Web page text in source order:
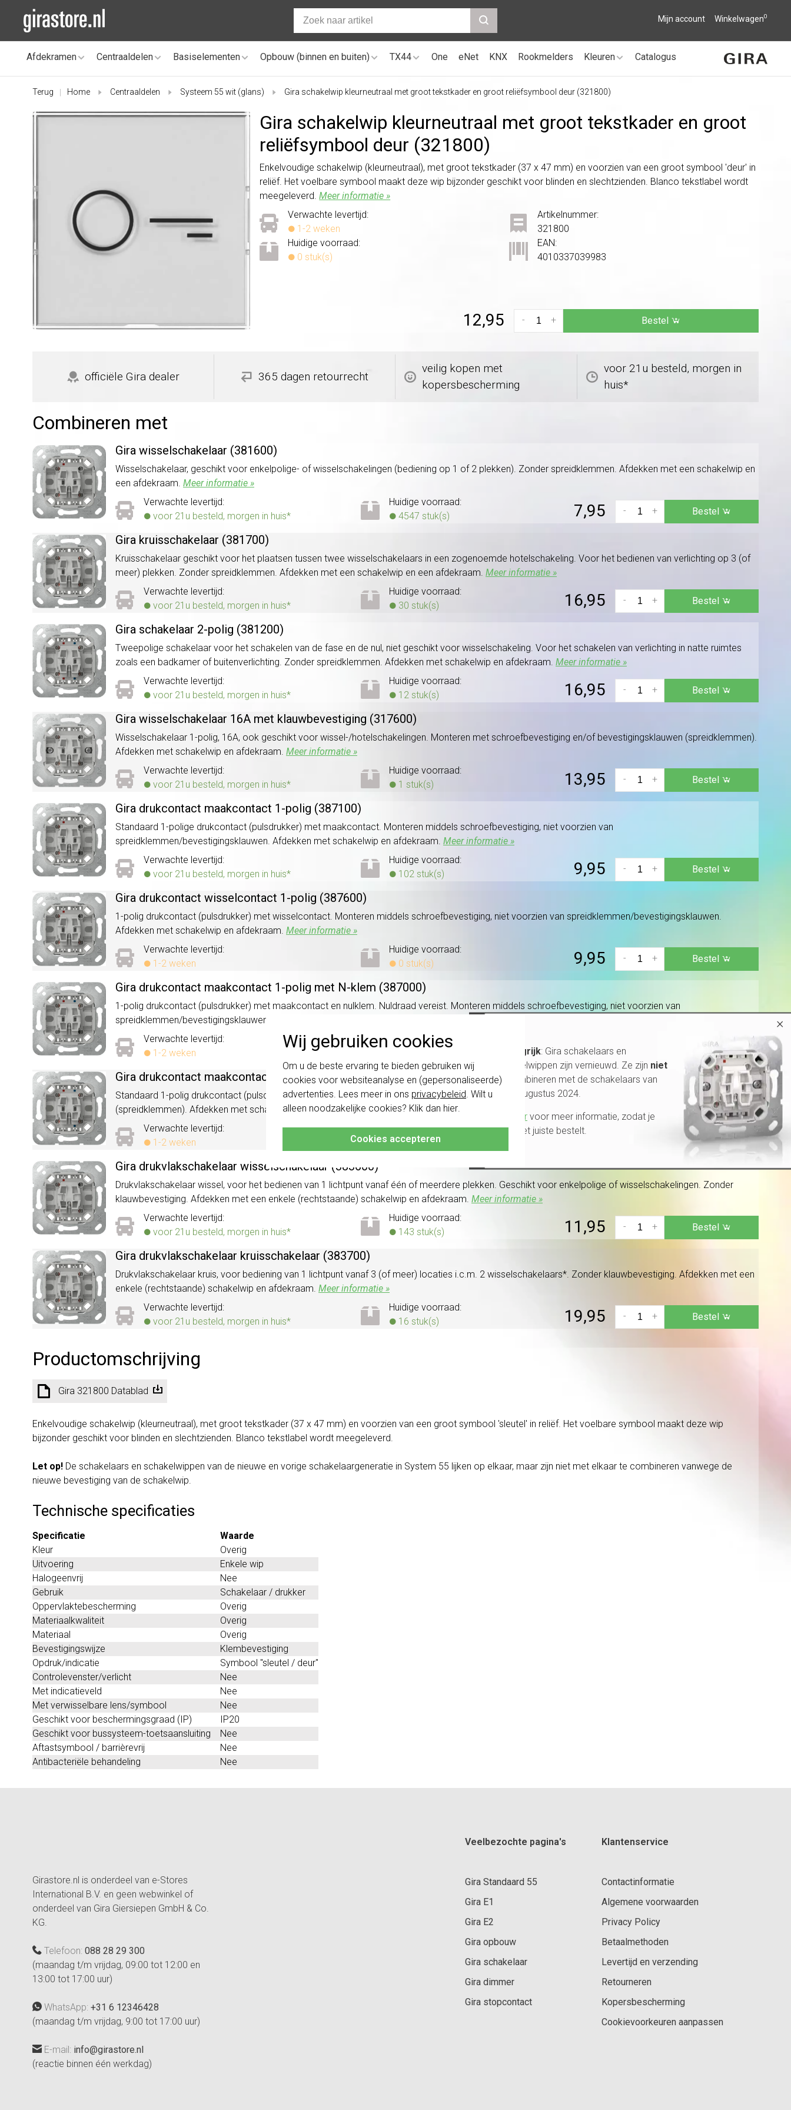
Wij gebruiken cookies
Om u de beste ervaring te bieden gebruiken wij
cookies voor websiteanalyse en (gepersonaliseerde)
advertenties. Lees meer in ons privacybeleid. Wilt u
alleen noodzakelijke cookies? Klik dan hier.
Cookies accepteren
Mijn account Winkelwagen0
Afdekramen Centraaldelen Basiselementen Opbouw (binnen en buiten) TX44 One eNet KNX Rookmelders Kleuren Catalogus
Terug Home Centraaldelen Systeem 55 wit (glans) Gira schakelwip kleurneutraal met groot tekstkader en groot reliëfsymbool deur (321800)
Gira schakelwip kleurneutraal met groot tekstkader en groot
reliëfsymbool deur (321800)
Enkelvoudige schakelwip (kleurneutraal), met groot tekstkader (37 x 47 mm) en voorzien van een groot symbool 'deur' in
reliëf. Het voelbare symbool maakt deze wip bijzonder geschikt voor blinden en slechtzienden. Blanco tekstlabel wordt
meegeleverd.Meer informatie »
Verwachte levertijd:
1-2 weken
Huidige voorraad:
0 stuk(s)
Artikelnummer:
321800
EAN:
4010337039983
12,95 +
- Bestel
officiële Gira dealer 365 dagen retourrecht
veilig kopen met
kopersbescherming
voor 21u besteld, morgen in
huis*
Combineren met
Gira wisselschakelaar (381600)
Wisselschakelaar, geschikt voor enkelpolige- of wisselschakelingen (bediening op 1 of 2 plekken). Zonder spreidklemmen. Afdekken met een schakelwip en
een afdekraam. Meer informatie »
Verwachte levertijd:
voor 21u besteld, morgen in huis*
Huidige voorraad:
4547 stuk(s)
7,95 +
- Bestel
Gira kruisschakelaar (381700)
Kruisschakelaar geschikt voor het plaatsen tussen twee wisselschakelaars in een zogenoemde hotelschakeling. Voor het bedienen van verlichting op 3 (of
meer) plekken. Zonder spreidklemmen. Afdekken met een schakelwip en een afdekraam. Meer informatie »
Verwachte levertijd:
voor 21u besteld, morgen in huis*
Huidige voorraad:
30 stuk(s)
16,95 +
- Bestel
Gira schakelaar 2-polig (381200)
Tweepolige schakelaar voor het schakelen van de fase en de nul, niet geschikt voor wisselschakeling. Voor het schakelen van verlichting in natte ruimtes
zoals een badkamer of buitenverlichting. Zonder spreidklemmen. Afdekken met schakelwip en afdekraam. Meer informatie »
Verwachte levertijd:
voor 21u besteld, morgen in huis*
Huidige voorraad:
12 stuk(s)
16,95 +
- Bestel
Gira wisselschakelaar 16A met klauwbevestiging (317600)
Wisselschakelaar 1-polig, 16A, ook geschikt voor wissel-/hotelschakelingen. Monteren met schroefbevestiging en/of bevestigingsklauwen (spreidklemmen).
Afdekken met schakelwip en afdekraam. Meer informatie »
Verwachte levertijd:
voor 21u besteld, morgen in huis*
Huidige voorraad:
1 stuk(s)
13,95 +
- Bestel
Gira drukcontact maakcontact 1-polig (387100)
Standaard 1-polige drukcontact (pulsdrukker) met maakcontact. Monteren middels schroefbevestiging, niet voorzien van
spreidklemmen/bevestigingsklauwen. Afdekken met schakelwip en afdekraam. Meer informatie »
Verwachte levertijd:
voor 21u besteld, morgen in huis*
Huidige voorraad:
102 stuk(s)
9,95 +
- Bestel
Gira drukcontact wisselcontact 1-polig (387600)
1-polig drukcontact (pulsdrukker) met wisselcontact. Monteren middels schroefbevestiging, niet voorzien van spreidklemmen/bevestigingsklauwen.
Afdekken met schakelwip en afdekraam. Meer informatie »
Verwachte levertijd:
1-2 weken
Huidige voorraad:
0 stuk(s)
9,95 +
- Bestel
Gira drukcontact maakcontact 1-polig met N-klem (387000)
1-polig drukcontact (pulsdrukker) met maakcontact en nulklem. Nuldraad vereist. Monteren middels schroefbevestiging, niet voorzien van
spreidklemmen/bevestigingsklauwen. Afdekken met schakelwip en afdekraam.
Verwachte levertijd:
1-2 weken
Huidige voorraad:
9,95 - Bestel
Gira drukcontact maakcontact 1-polig met apart meldcontact (387200)
Standaard 1-polig drukcontact (pulsdrukker) maakcontact, met apart meldcontact. Monteren met schroefbevestiging en/of bevestigingsklauwen
(spreidklemmen). Afdekken met schakelwip en afdekraam.Meer informatie »
Verwachte levertijd:
1-2 weken
Huidige voorraad:
0 stuk(s)
13,95 Bestel
Gira drukvlakschakelaar wisselschakelaar (383600)
Drukvlakschakelaar wissel, voor het bedienen van 1 lichtpunt vanaf één of meerdere plekken. Geschikt voor enkelpolige of wisselschakelingen. Zonder
klauwbevestiging. Afdekken met een enkele (rechtstaande) schakelwip en afdekraam. Meer informatie »
Verwachte levertijd:
voor 21u besteld, morgen in huis*
Huidige voorraad:
143 stuk(s)
11,95 +
- Bestel
Gira drukvlakschakelaar kruisschakelaar (383700)
Drukvlakschakelaar kruis, voor bediening van 1 lichtpunt vanaf 3 (of meer) locaties i.c.m. 2 wisselschakelaars*. Zonder klauwbevestiging. Afdekken met een
enkele (rechtstaande) schakelwip en afdekraam. Meer informatie »
Verwachte levertijd:
voor 21u besteld, morgen in huis*
Huidige voorraad:
16 stuk(s)
19,95 +
- Bestel
Productomschrijving
Gira 321800 Datablad
Enkelvoudige schakelwip (kleurneutraal), met groot tekstkader (37 x 47 mm) en voorzien van een groot symbool 'sleutel' in reliëf. Het voelbare symbool maakt deze wip
bijzonder geschikt voor blinden en slechtzienden. Blanco tekstlabel wordt meegeleverd.
Let op! De schakelaars en schakelwippen van de nieuwe en vorige schakelaargeneratie in System 55 lijken op elkaar, maar zijn niet met elkaar te combineren vanwege de
nieuwe bevestiging van de schakelwip.
Technische specificaties
Specificatie
Waarde
Kleur
Overig
Uitvoering
Enkele wip
Halogeenvrij
Nee
Gebruik
Schakelaar / drukker
Oppervlaktebescherming
Overig
Materiaalkwaliteit
Overig
Materiaal
Overig
Bevestigingswijze
Klembevestiging
Opdruk/indicatie
Symbool "sleutel / deur"
Controlevenster/verlicht
Nee
Met indicatieveld
Nee
Met verwisselbare lens/symbool
Nee
Geschikt voor beschermingsgraad (IP)
IP20
Geschikt voor bussysteem-toetsaansluiting
Nee
Aftastsymbool / barrièrevrij
Nee
Antibacteriële behandeling
Nee
Girastore.nl is onderdeel van e-Stores
International B.V. en geen webwinkel of
onderdeel van Gira Giersiepen GmbH & Co.
KG.
Telefoon: 088 28 29 300
(maandag t/m vrijdag, 09:00 tot 12:00 en
13:00 tot 17:00 uur)
WhatsApp: +31 6 12346428
(maandag t/m vrijdag, 9:00 tot 17:00 uur)
E-mail: info@girastore.nl
(reactie binnen één werkdag)
Veelbezochte pagina's
Gira Standaard 55
Gira E1
Gira E2
Gira opbouw
Gira schakelaar
Gira dimmer
Gira stopcontact
Klantenservice
Contactinformatie
Algemene voorwaarden
Privacy Policy
Betaalmethoden
Levertijd en verzending
Retourneren
Kopersbescherming
Cookievoorkeuren aanpassen
×
Belangrijk: Gira schakelaars en
schakelwippen zijn vernieuwd. Ze zijn niet
te combineren met de schakelaars van
vóór augustus 2024.
Klik hier voor meer informatie, zodat je
altijd het juiste bestelt.